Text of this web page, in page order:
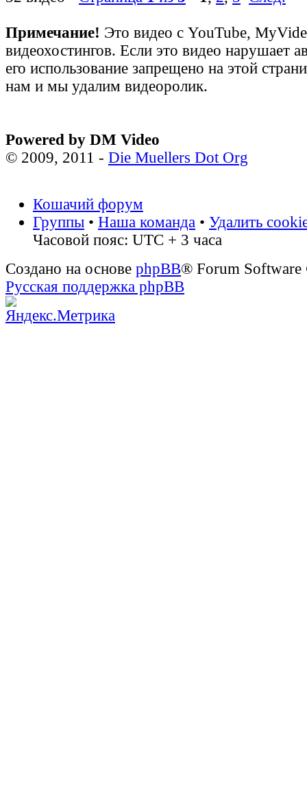
Примечание! Это видео с YouTube,
видеохостингов. Если это видео нарушает
его использование запрещено на этой
нам и мы удалим видеоролик.
Powered by DM Video
© 2009, 2011 - Die Muellers Dot Org
Кошачий форум
Группы • Наша команда • Удалить
Часовой пояс: UTC + 3 часа
Создано на основе phpBB® Forum
Русская поддержка phpBB